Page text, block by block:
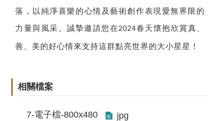
落，以純淨喜樂的心情及藝術創作表現愛無界限的
力量與風采。誠摯邀請您在2024春天懷抱欣賞真、
善、美的好心情來支持這群點亮世界的大小星星！
相關檔案
7-電子檔-800x480 jpg